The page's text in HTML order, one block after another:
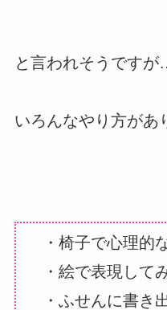
と言われそうです
いろんなやり方があ
・椅子で心理的
・絵で表現して
・ふせんに書き